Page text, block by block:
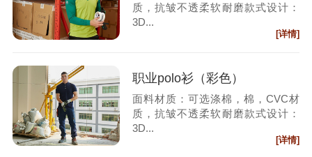
质，抗皱不透柔软耐磨款式设计：
3D...
[详情]
职业polo衫（彩色）
面料材质：可选涤棉，棉，CVC材
质，抗皱不透柔软耐磨款式设计：
3D...
[详情]